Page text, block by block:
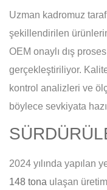
Uzman kadromuz
şekillendirilen
OEM onaylı dış
gerçekleştiriliyor.
kontrol analizleri ve
böylece sevkiyata
2024 yılında yapılan
148 tona ulaşan